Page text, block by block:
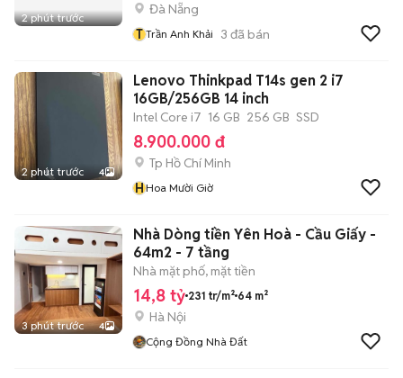
2 phút trước
Đà Nẵng
T Trần Anh Khải 3 đã bán
2 phút trước 4
Lenovo Thinkpad T14s gen 2 i7
16GB/256GB 14 inch
Intel Core i7 16 GB 256 GB SSD
8.900.000 đ
Tp Hồ Chí Minh
HHoa Mười Giờ
3 phút trước 4
Nhà Dòng tiền Yên Hoà - Cầu Giấy -
64m2 - 7 tầng
Nhà mặt phố, mặt tiền
14,8 tỷ 231 tr/m² 64 m²
Hà Nội
Cộng Đồng Nhà Đất